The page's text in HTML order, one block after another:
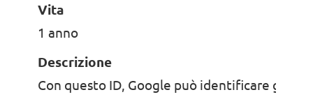
Vita
1 anno
Descrizione
Con questo ID, Google può identificare gli